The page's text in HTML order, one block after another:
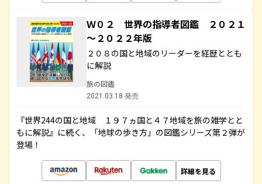
Ｗ０２ 世界の指導者図鑑 ２０２１
～２０２２年版
２０８の国と地域のリーダーを経歴ととも
に解説
旅の図鑑
2021.03.18 発売
『世界244の国と地域 １９７ヵ国と４７地域を旅の雑学とと
もに解説』に続く、「地球の歩き方」の図鑑シリーズ第２弾が
登場！
詳細を見る